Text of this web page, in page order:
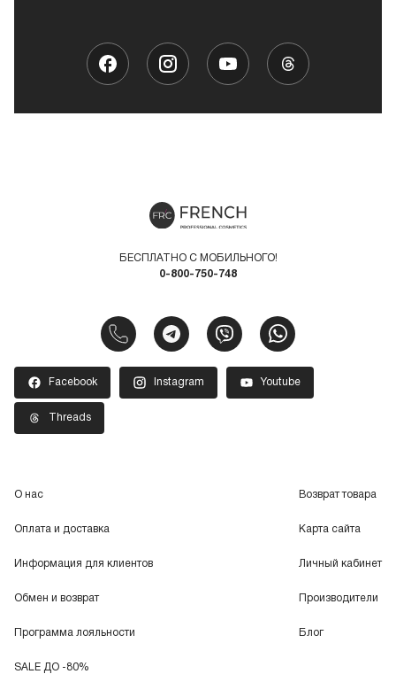
БЕСПЛАТНО С МОБИЛЬНОГО!
0-800-750-748
Facebook Instagram Youtube
Threads
О нас
Оплата и доставка
Информация для клиентов
Обмен и возврат
Программа лояльности
SALE ДО -80%
Возврат товара
Карта сайта
Личный кабинет
Производители
Блог